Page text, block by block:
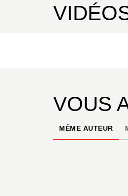
VOUS
MÊME AUTEUR